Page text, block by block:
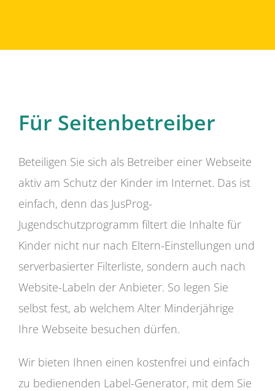
Für Seitenbetreiber
Beteiligen Sie sich als Betreiber einer Webseite
aktiv am Schutz der Kinder im Internet. Das ist
einfach, denn das JusProg-
Jugendschutzprogramm filtert die Inhalte für
Kinder nicht nur nach Eltern-Einstellungen und
serverbasierter Filterliste, sondern auch nach
Website-Labeln der Anbieter. So legen Sie
selbst fest, ab welchem Alter Minderjährige
Ihre Webseite besuchen dürfen.
Wir bieten Ihnen einen kostenfrei und einfach
zu bedienenden Label-Generator, mit dem Sie